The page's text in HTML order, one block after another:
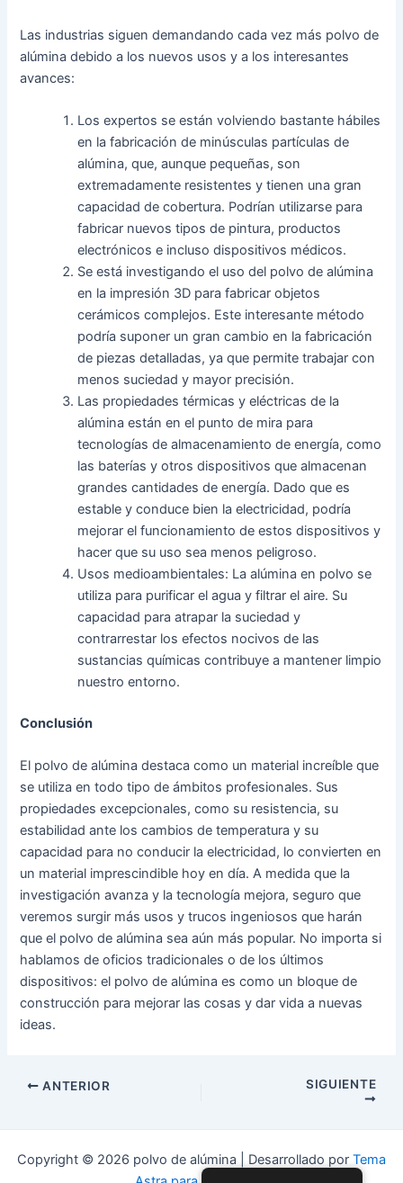
Las industrias siguen demandando cada vez más polvo de
alúmina debido a los nuevos usos y a los interesantes
avances:
Los expertos se están volviendo bastante hábiles
en la fabricación de minúsculas partículas de
alúmina, que, aunque pequeñas, son
extremadamente resistentes y tienen una gran
capacidad de cobertura. Podrían utilizarse para
fabricar nuevos tipos de pintura, productos
electrónicos e incluso dispositivos médicos.
Se está investigando el uso del polvo de alúmina
en la impresión 3D para fabricar objetos
cerámicos complejos. Este interesante método
podría suponer un gran cambio en la fabricación
de piezas detalladas, ya que permite trabajar con
menos suciedad y mayor precisión.
Las propiedades térmicas y eléctricas de la
alúmina están en el punto de mira para
tecnologías de almacenamiento de energía, como
las baterías y otros dispositivos que almacenan
grandes cantidades de energía. Dado que es
estable y conduce bien la electricidad, podría
mejorar el funcionamiento de estos dispositivos y
hacer que su uso sea menos peligroso.
Usos medioambientales: La alúmina en polvo se
utiliza para purificar el agua y filtrar el aire. Su
capacidad para atrapar la suciedad y
contrarrestar los efectos nocivos de las
sustancias químicas contribuye a mantener limpio
nuestro entorno.
Conclusión
El polvo de alúmina destaca como un material increíble que
se utiliza en todo tipo de ámbitos profesionales. Sus
propiedades excepcionales, como su resistencia, su
estabilidad ante los cambios de temperatura y su
capacidad para no conducir la electricidad, lo convierten en
un material imprescindible hoy en día. A medida que la
investigación avanza y la tecnología mejora, seguro que
veremos surgir más usos y trucos ingeniosos que harán
que el polvo de alúmina sea aún más popular. No importa si
hablamos de oficios tradicionales o de los últimos
dispositivos: el polvo de alúmina es como un bloque de
construcción para mejorar las cosas y dar vida a nuevas
ideas.
Navegación
ANTERIOR SIGUIENTE
Copyright © 2026 polvo de alúmina | Desarrollado por Tema